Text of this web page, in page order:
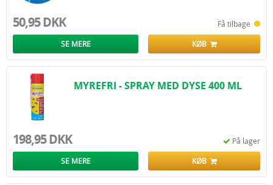
50,95 DKK Få tilbage
SE MERE KØB
MYREFRI - SPRAY MED DYSE 400 ML
198,95 DKK På lager
SE MERE KØB